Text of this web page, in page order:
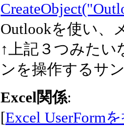
Outlookを使い、
↑上記３つみたい
ンを操作するサ
Excel関係:
[Excel UserForm